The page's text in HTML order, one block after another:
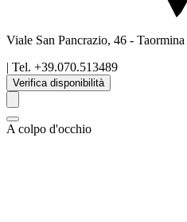
Viale San Pancrazio, 46 - Taormina
| Tel. +39.070.513489
Verifica disponibilità
A colpo d'occhio